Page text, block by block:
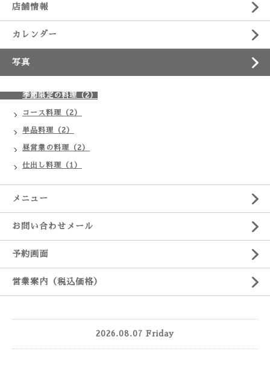
店舗情報
カレンダー
写真
季節限定の料理（2）
コース料理（2）
単品料理（2）
昼営業の料理（2）
仕出し料理（1）
メニュー
お問い合わせメール
予約画面
営業案内（税込価格）
2026.08.07 Friday